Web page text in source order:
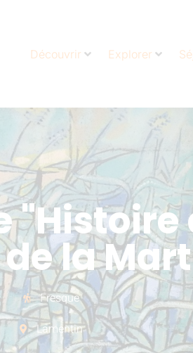
Découvrir Explorer
"Histoire
la
Fresque
Lamentin